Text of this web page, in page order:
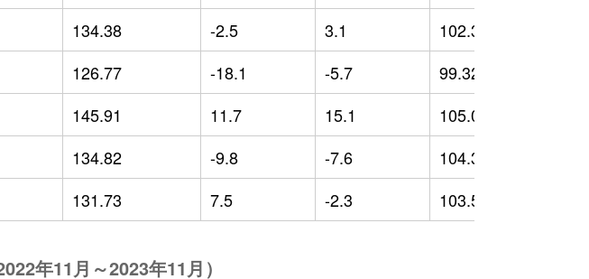
134.38 -2.5 3.1 102.35
126.77 -18.1 -5.7 99.32
145.91 11.7 15.1 105.05
134.82 -9.8 -7.6 104.33
131.73 7.5 -2.3 103.57